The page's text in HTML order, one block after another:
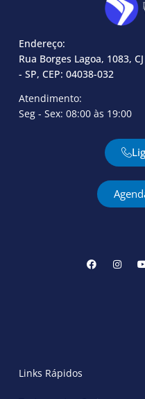
Endereço:
Rua Borges Lagoa, 1083,
- SP, CEP: 04038-032
Atendimento:
Seg - Sex: 08:00 às 19:00
b
o
a
Links Rápidos